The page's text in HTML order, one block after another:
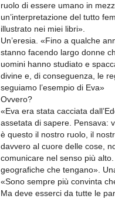
ruolo di essere umano in
un’interpretazione del tutto
illustrato nei miei libri».
Un’eresia. «Fino a qualche
stanno facendo largo donne
uomini hanno studiato e
divine e, di conseguenza, le
seguiamo l’esempio di Eva»
Ovvero?
«Eva era stata cacciata
assetata di sapere. Pensava:
è questo il nostro ruolo, il
davvero al cuore delle cose,
comunicare nel senso più
geografiche che tengano».
«Sono sempre più convinta
Ma deve esserci da tutte le